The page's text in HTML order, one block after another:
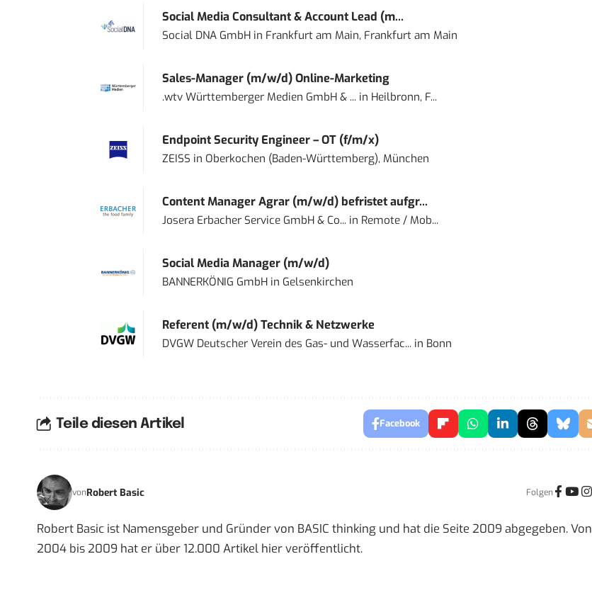
Social Media Consultant & Account Lead (m...
Social DNA GmbHin Frankfurt am Main, Frankfurt am Main
Sales-Manager (m/w/d) Online-Marketing
.wtv Württemberger Medien GmbH & ...in Heilbronn, F...
Endpoint Security Engineer – OT (f/m/x)
ZEISS in Oberkochen (Baden-Württemberg), München
Content Manager Agrar (m/w/d) befristet aufgr...
Josera Erbacher Service GmbH & Co...in Remote / Mob...
Social Media Manager (m/w/d)
BANNERKÖNIG GmbHin Gelsenkirchen
Referent (m/w/d) Technik & Netzwerke
DVGW Deutscher Verein des Gas- und Wasserfac...in Bonn
Teile diesen Artikel Facebook
vonRobert Basic Folgen
Robert Basic ist Namensgeber und Gründer von BASIC thinking und hat die Seite 2009 abgegeben. Von
2004 bis 2009 hat er über 12.000 Artikel hier veröffentlicht.